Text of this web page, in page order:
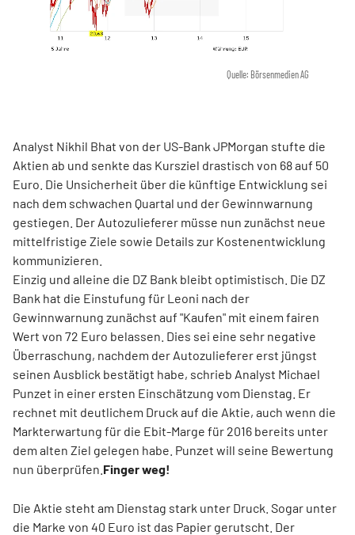
Quelle: Börsenmedien AG
Analyst Nikhil Bhat von der US-Bank JPMorgan stufte die
Aktien ab und senkte das Kursziel drastisch von 68 auf 50
Euro. Die Unsicherheit über die künftige Entwicklung sei
nach dem schwachen Quartal und der Gewinnwarnung
gestiegen. Der Autozulieferer müsse nun zunächst neue
mittelfristige Ziele sowie Details zur Kostenentwicklung
kommunizieren.
Einzig und alleine die DZ Bank bleibt optimistisch. Die DZ
Bank hat die Einstufung für Leoni nach der
Gewinnwarnung zunächst auf "Kaufen" mit einem fairen
Wert von 72 Euro belassen. Dies sei eine sehr negative
Überraschung, nachdem der Autozulieferer erst jüngst
seinen Ausblick bestätigt habe, schrieb Analyst Michael
Punzet in einer ersten Einschätzung vom Dienstag. Er
rechnet mit deutlichem Druck auf die Aktie, auch wenn die
Markterwartung für die Ebit-Marge für 2016 bereits unter
dem alten Ziel gelegen habe. Punzet will seine Bewertung
nun überprüfen. Finger weg!
Die Aktie steht am Dienstag stark unter Druck. Sogar unter
die Marke von 40 Euro ist das Papier gerutscht. Der